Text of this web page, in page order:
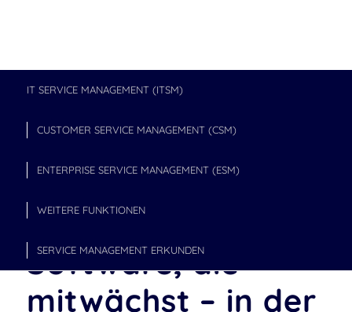
IT SERVICE MANAGEMENT (ITSM)
CUSTOMER SERVICE MANAGEMENT (CSM)
ENTERPRISE SERVICE MANAGEMENT (ESM)
WEITERE FUNKTIONEN
SERVICE MANAGEMENT ERKUNDEN
Eine Service
Management-
Software, die
mitwächst – in der